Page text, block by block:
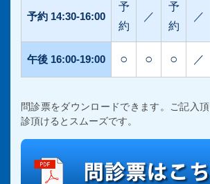
予約 14:30-16:00
予
約
／
予
約
／
午後 16:00-19:00 ○ ○ ○ ／
問診票をダウンロードできます。ご記入
診頂けるとスムーズです。